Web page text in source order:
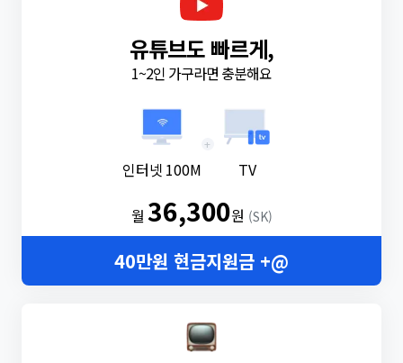
유튜브도 빠르게,
1~2인 가구라면 충분해요
인터넷 100M
+
TV
월36,300원 (SK)
40만원 현금지원금 +@